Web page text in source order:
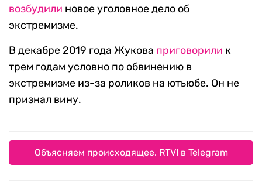
возбудили новое уголовное дело об
экстремизме.
В декабре 2019 года Жукова приговорили к
трем годам условно по обвинению в
экстремизме из-за роликов на ютьюбе. Он не
признал вину.
Объясняем происходящее. RTVI в Telegram